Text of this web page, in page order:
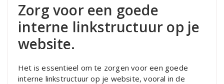
Zorg voor een goede
interne linkstructuur op je
website.
Het is essentieel om te zorgen voor een goede
interne linkstructuur op je website, vooral in de